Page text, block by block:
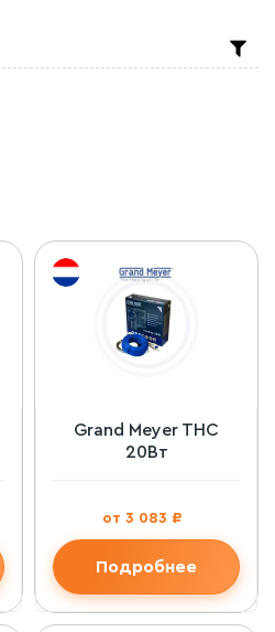
Grand Meyer THС
20Вт
от 3 083 ₽
Подробнее